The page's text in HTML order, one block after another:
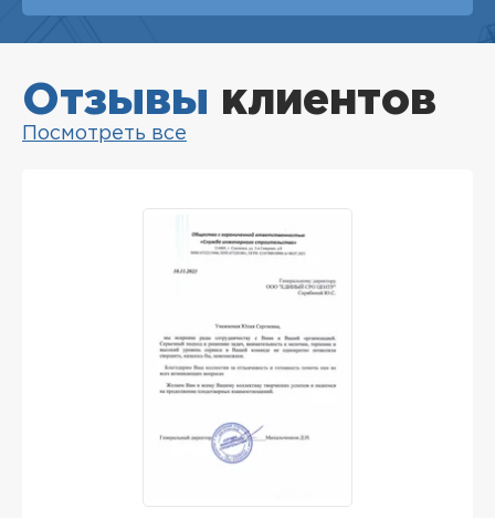
Отзывы клиентов
Посмотреть все